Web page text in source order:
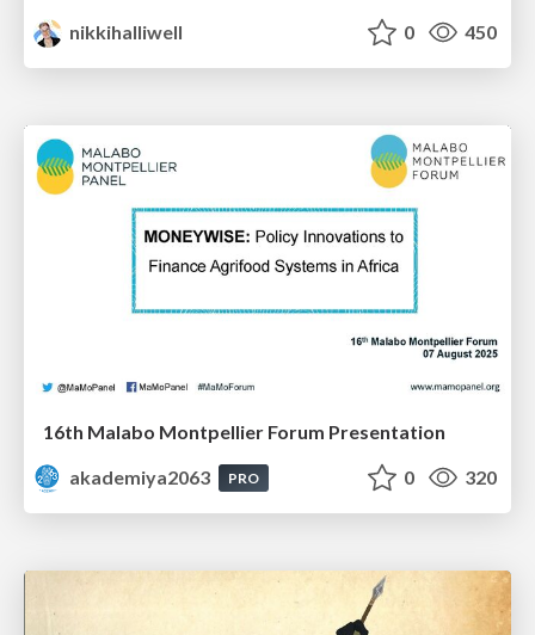
nikkihalliwell
0 450
16th Malabo Montpellier Forum Presentation
akademiya2063
PRO 0 320